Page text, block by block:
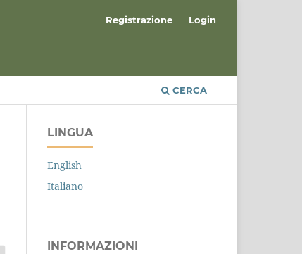
CERCA
Registrazione Login
LINGUA
English
Italiano
INFORMAZIONI